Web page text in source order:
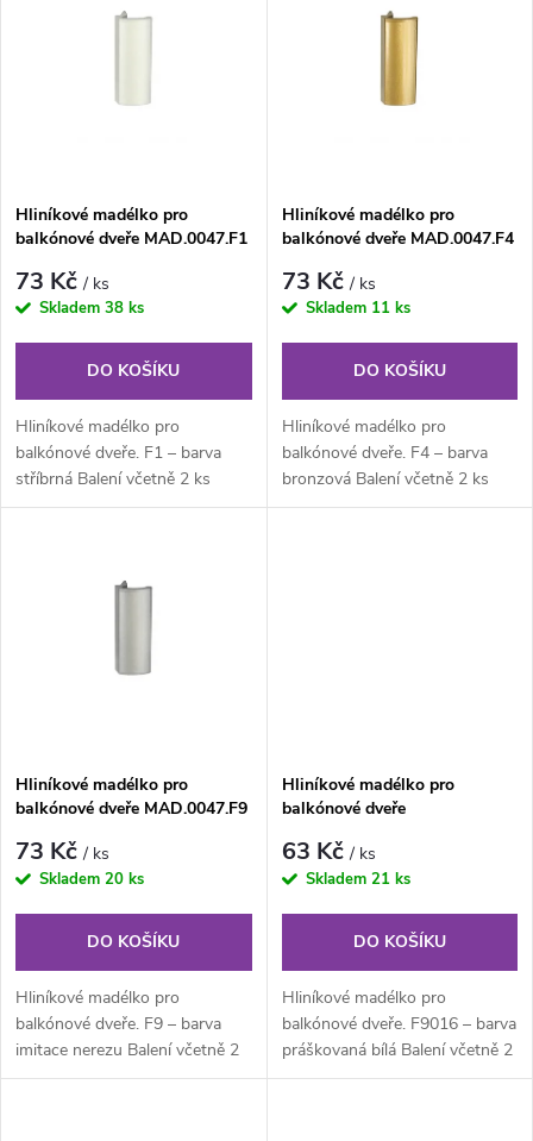
p
r
o
d
u
Nejprodávanější
s
p
r
d
u
Hliníkové madélko pro
balkónové dveře MAD.0047.F1
73 Kč/ ks
Skladem 38 ks
DO KOŠÍKU
Hliníkové madélko pro
balkónové dveře. F1 – barva
stříbrná Balení včetně 2 ks
vrutů v barvě madla. Hmotnost
Hliníkové madélko pro
balkónové dveře MAD.0047.F4
73 Kč/ ks
Skladem 11 ks
DO KOŠÍKU
Hliníkové madélko pro
balkónové dveře. F4 – barva
bronzová Balení včetně 2 ks
vrutů v barvě madla. Hmotnost
Hliníkové madélko pro
balkónové dveře MAD.0047.F9
73 Kč/ ks
Skladem 20 ks
DO KOŠÍKU
Hliníkové madélko pro
balkónové dveře. F9 – barva
imitace nerezu Balení včetně 2
ks vrutů v barvě madla.
Hliníkové madélko pro
balkónové dveře
63 Kč/ ks
Skladem 21 ks
DO KOŠÍKU
Hliníkové madélko pro
balkónové dveře. F9016 – barva
práškovaná bílá Balení včetně 2
ks vrutů v barvě madla.